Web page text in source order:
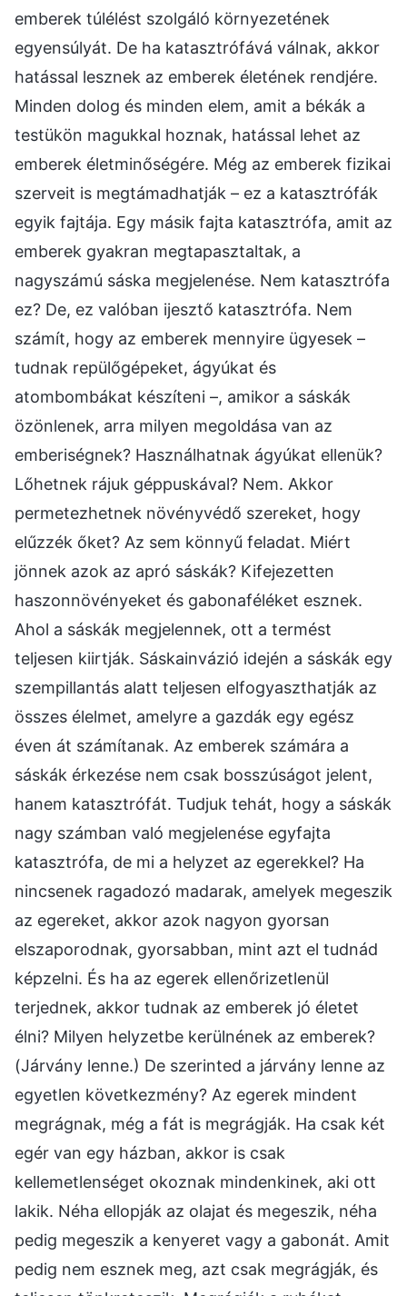
emberek túlélést szolgáló környezetének
egyensúlyát. De ha katasztrófává válnak, akkor
hatással lesznek az emberek életének rendjére.
Minden dolog és minden elem, amit a békák a
testükön magukkal hoznak, hatással lehet az
emberek életminőségére. Még az emberek fizikai
szerveit is megtámadhatják – ez a katasztrófák
egyik fajtája. Egy másik fajta katasztrófa, amit az
emberek gyakran megtapasztaltak, a
nagyszámú sáska megjelenése. Nem katasztrófa
ez? De, ez valóban ijesztő katasztrófa. Nem
számít, hogy az emberek mennyire ügyesek –
tudnak repülőgépeket, ágyúkat és
atombombákat készíteni –, amikor a sáskák
özönlenek, arra milyen megoldása van az
emberiségnek? Használhatnak ágyúkat ellenük?
Lőhetnek rájuk géppuskával? Nem. Akkor
permetezhetnek növényvédő szereket, hogy
elűzzék őket? Az sem könnyű feladat. Miért
jönnek azok az apró sáskák? Kifejezetten
haszonnövényeket és gabonaféléket esznek.
Ahol a sáskák megjelennek, ott a termést
teljesen kiirtják. Sáskainvázió idején a sáskák egy
szempillantás alatt teljesen elfogyaszthatják az
összes élelmet, amelyre a gazdák egy egész
éven át számítanak. Az emberek számára a
sáskák érkezése nem csak bosszúságot jelent,
hanem katasztrófát. Tudjuk tehát, hogy a sáskák
nagy számban való megjelenése egyfajta
katasztrófa, de mi a helyzet az egerekkel? Ha
nincsenek ragadozó madarak, amelyek megeszik
az egereket, akkor azok nagyon gyorsan
elszaporodnak, gyorsabban, mint azt el tudnád
képzelni. És ha az egerek ellenőrizetlenül
terjednek, akkor tudnak az emberek jó életet
élni? Milyen helyzetbe kerülnének az emberek?
(Járvány lenne.) De szerinted a járvány lenne az
egyetlen következmény? Az egerek mindent
megrágnak, még a fát is megrágják. Ha csak két
egér van egy házban, akkor is csak
kellemetlenséget okoznak mindenkinek, aki ott
lakik. Néha ellopják az olajat és megeszik, néha
pedig megeszik a kenyeret vagy a gabonát. Amit
pedig nem esznek meg, azt csak megrágják, és